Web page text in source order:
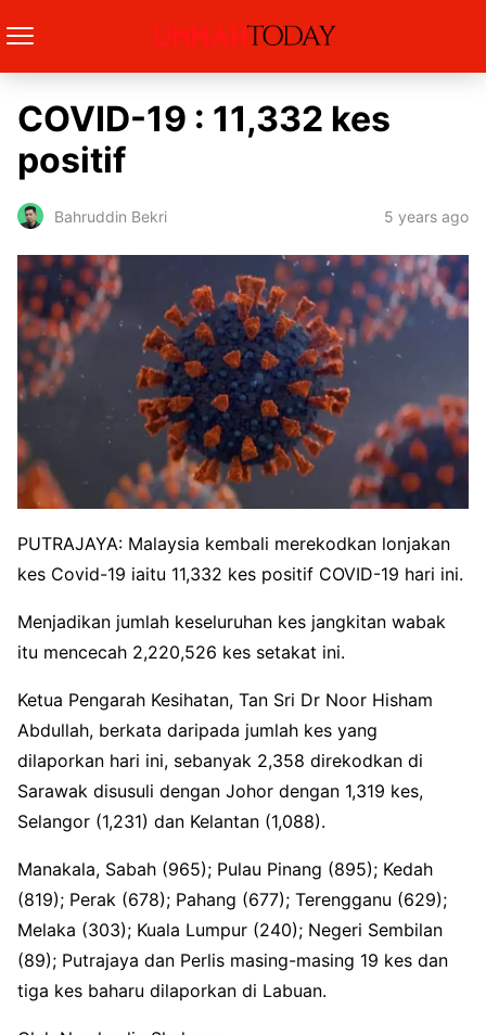
COVID-19 : 11,332 kes
positif
Bahruddin Bekri 5 years ago
PUTRAJAYA: Malaysia kembali merekodkan lonjakan
kes Covid-19 iaitu 11,332 kes positif COVID-19 hari ini.
Menjadikan jumlah keseluruhan kes jangkitan wabak
itu mencecah 2,220,526 kes setakat ini.
Ketua Pengarah Kesihatan, Tan Sri Dr Noor Hisham
Abdullah, berkata daripada jumlah kes yang
dilaporkan hari ini, sebanyak 2,358 direkodkan di
Sarawak disusuli dengan Johor dengan 1,319 kes,
Selangor (1,231) dan Kelantan (1,088).
Manakala, Sabah (965); Pulau Pinang (895); Kedah
(819); Perak (678); Pahang (677); Terengganu (629);
Melaka (303); Kuala Lumpur (240); Negeri Sembilan
(89); Putrajaya dan Perlis masing-masing 19 kes dan
tiga kes baharu dilaporkan di Labuan.